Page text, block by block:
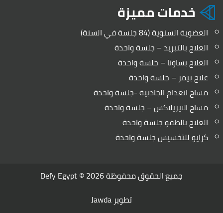
خدمات مميزة
العضوية السنوية (84 جلسة في السنة)
العلاج بالتبريد – جلسة واحدة
العلاج بساونا – جلسة واحدة
علاج بيمر – جلسة واحدة
مساج انعدام الجاذبية -جلسة واحدة
مساج الايريلاكس – جلسة واحدة
العلاج بالطفو جلسة واحدة
كرايو للتخسيس جلسة واحدة
جميع الحقوق محفوظة 2026 ©
Defy Egypt
تطوير Jawda